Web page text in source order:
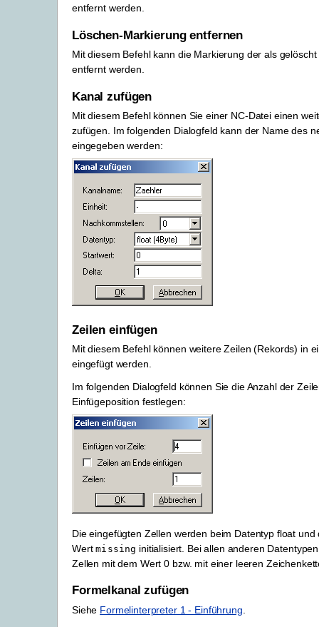
entfernt werden.
Löschen-Markierung entfernen
Mit diesem Befehl kann die Markierung der als
entfernt werden.
Kanal zufügen
Mit diesem Befehl können Sie einer NC-Datei einen
zufügen. Im folgenden Dialogfeld kann der Name des
eingegeben werden:
Zeilen einfügen
Mit diesem Befehl können weitere Zeilen (Rekords) in
eingefügt werden.
Im folgenden Dialogfeld können Sie die Anzahl der
Einfügeposition festlegen:
Die eingefügten Zellen werden beim Datentyp float und
Wertmissing initialisiert. Bei allen anderen
Zellen mit dem Wert 0 bzw. mit einer leeren
Formelkanal zufügen
Siehe Formelinterpreter 1 - Einführung